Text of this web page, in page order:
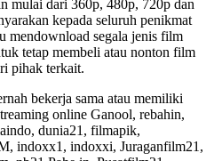
mulai dari 360p, 480p, 720p dan
kepada seluruh penikmat
mendownload segala jenis film
tetap membeli atau nonton film
pihak terkait.
bekerja sama atau memiliki
online Ganool, rebahin,
dunia21, filmapik,
indoxx1, indoxxi, Juraganfilm21,